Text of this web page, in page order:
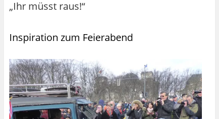
„Ihr müsst raus!“
Inspiration zum Feierabend